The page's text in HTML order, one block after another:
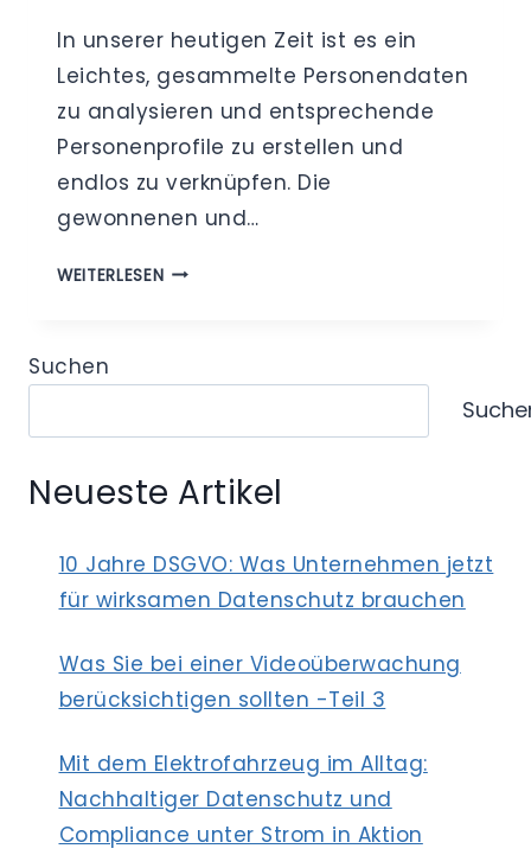
In unserer heutigen Zeit ist es ein
Leichtes, gesammelte Personendaten
zu analysieren und entsprechende
Personenprofile zu erstellen und
endlos zu verknüpfen. Die
gewonnenen und…
WEITERLESENDATENSCHUTZ
DATENSPARSAMKEIT
DIE
ZUR
UND
ANONYMISIERUNG
VON
Suchen
Neueste Artikel
10 Jahre DSGVO: Was Unternehmen jetzt
für wirksamen Datenschutz brauchen
Was Sie bei einer Videoüberwachung
berücksichtigen sollten -Teil 3
Mit dem Elektrofahrzeug im Alltag:
Nachhaltiger Datenschutz und
Compliance unter Strom in Aktion